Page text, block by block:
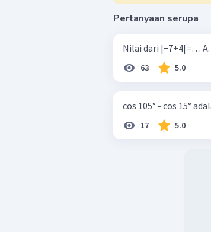
Pertanyaan serupa
63 5.0
cos 105° - cos 15°
17 5.0